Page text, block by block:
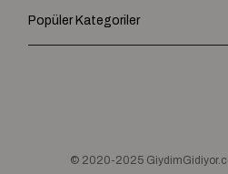
Popüler Kategoriler
© 2020-2025